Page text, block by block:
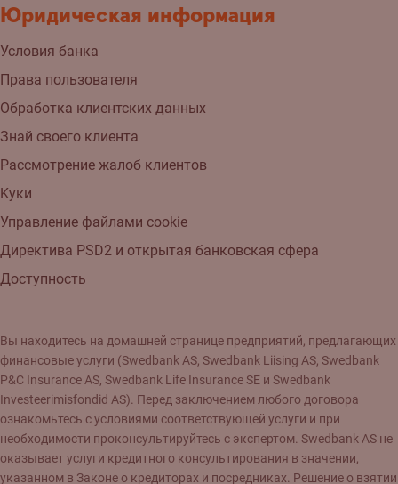
Юридическая информация
Условия банка
Права пользователя
Обработка клиентских данных
Знай своего клиента
Рассмотрение жалоб клиентов
Kуки
Управление файлами cookie
Директива PSD2 и открытая банковская сфера
Доступность
Вы находитесь на домашней странице предприятий, предлагающих
финансовые услуги (Swedbank AS, Swedbank Liising AS, Swedbank
P&C Insurance AS, Swedbank Life Insurance SE и Swedbank
Investeerimisfondid AS). Перед заключением любого договора
ознакомьтесь с условиями соответствующей услуги и при
необходимости проконсультируйтесь с экспертом. Swedbank AS не
оказывает услуги кредитного консультирования в значении,
указанном в Законе о кредиторах и посредниках. Решение о взятии